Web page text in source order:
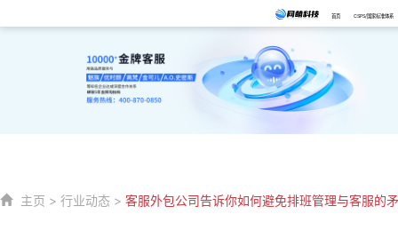
首页 CSPS/国家标准体系
主页 > 行业动态 > 客服外包公司告诉你如何避免排班管理与客服的